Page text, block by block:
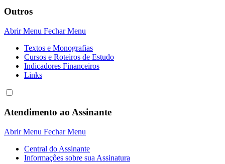
Outros
Abrir Menu Fechar Menu
Textos e Monografias
Cursos e Roteiros de Estudo
Indicadores Financeiros
Links
Atendimento ao Assinante
Abrir Menu Fechar Menu
Central do Assinante
Informaçôes sobre sua Assinatura